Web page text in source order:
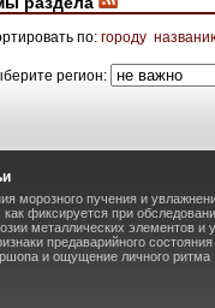
по: городу
регион:
морозного пучения и
фиксируется при
металлических элементов и
предаварийного состояния
и ощущение личного ритма